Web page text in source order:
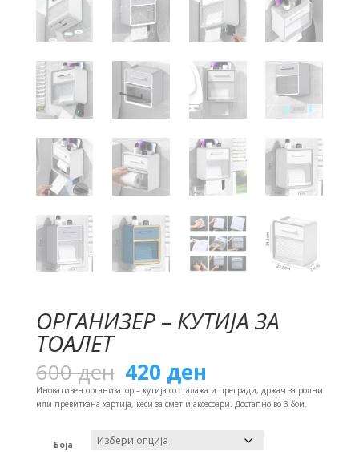
ОРГАНИЗЕР – КУТИЈА ЗА
ТОАЛЕТ
600ден Original
price
was:
600 ден.
420 денprice
is:
420 ден.
Иновативен организатор – кутија со сталажа и прегради, држач за ролни
или превиткана хартија, ќеси за смет и аксесоари. Достапно во 3 бои.
Боја